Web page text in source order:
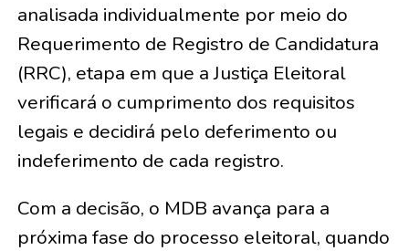
analisada individualmente por meio do
Requerimento de Registro de Candidatura
(RRC), etapa em que a Justiça Eleitoral
verificará o cumprimento dos requisitos
legais e decidirá pelo deferimento ou
indeferimento de cada registro.
Com a decisão, o MDB avança para a
próxima fase do processo eleitoral, quando